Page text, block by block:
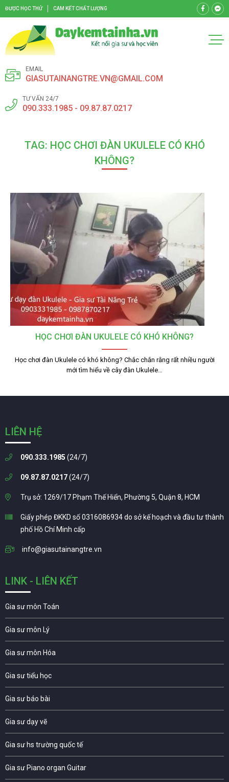
ĐƯỢC HỌC THỬ CAM KẾT CHẤT LƯỢNG
EMAIL
GIASUTAINANGTRE.VN@GMAIL.COM
TƯ VẤN 24/7
090.333.1985 - 09.87.87.0217
TAG: HỌC CHƠI ĐÀN UKULELE CÓ KHÓ
KHÔNG?
HỌC CHƠI ĐÀN UKULELE CÓ KHÓ KHÔNG?
Học chơi đàn Ukulele có khó không? Chắc chắn rằng rất nhiều người
mới tìm hiểu về cây đàn Ukulele…
LIÊN HỆ
090.333.1985 (24/7)
09.87.87.0217(24/7)
Trụ sở: 1269/17 Phạm Thế Hiển, Phường 5, Quận 8, HCM
Giấy phép ĐKKD số 0316086934 do sở kế hoạch và đầu tư thành
phố Hồ Chí Minh cấp
info@giasutainangtre.vn
LINK - LIÊN KẾT
Gia sư môn Toán
Gia sư môn Lý
Gia sư môn Hóa
Gia sư tiểu học
Gia sư báo bài
Gia sư dạy vẽ
Gia sư hs trường quốc tế
Gia sư Piano organ Guitar